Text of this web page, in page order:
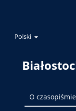
Polski
O czasopiśmie